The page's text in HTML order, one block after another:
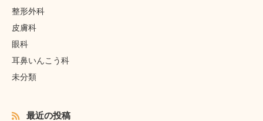
整形外科
皮膚科
眼科
耳鼻いんこう科
未分類
最近の投稿